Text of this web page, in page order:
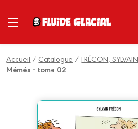
Accueil / Catalogue /FRÉCON, SYLVAIN
Mémés - tome 02